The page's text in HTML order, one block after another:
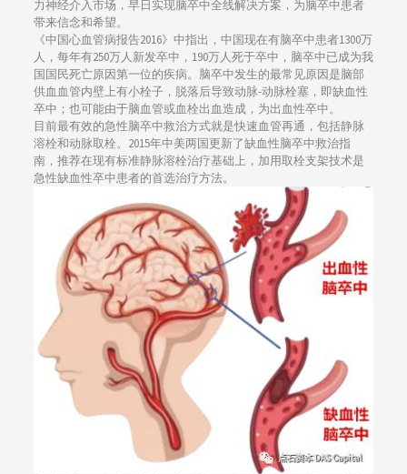
力神经介入市场，早日实现脑卒中全线解决方案，为脑卒中患者
带来信念和希望。
《中国心血管病报告2016》中指出，中国现在有脑卒中患者1300万
人，每年有250万人新发卒中，190万人死于卒中，脑卒中已成为我
国国民死亡原因第一位的疾病。脑卒中发生的最常见原因是脑部
供血血管内壁上有小栓子，脱落后导致动脉-动脉栓塞，即缺血性
卒中；也可能由于脑血管或血栓出血造成，为出血性卒中。
目前最有效的急性脑卒中救治方式就是快速血管再通，包括静脉
溶栓和动脉取栓。2015年中美两国更新了缺血性脑卒中救治指
南，推荐在现有标准静脉溶栓治疗基础上，加用取栓支架技术是
急性缺血性卒中患者的首选治疗方法。